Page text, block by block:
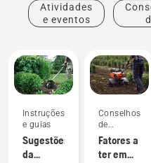
Atividades
e eventos
Instruções
e guias
Sugestões
da
Conselhos
de
compras
Fatores a
ter em